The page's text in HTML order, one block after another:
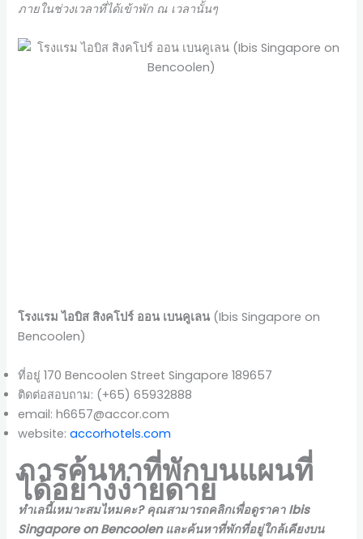
ภายในช่วงเวลาที่ได้เข้าพัก ณ เวลานั้นๆ
โรงแรม ไอบิส สิงคโปร์ ออน เบนคูเลน (Ibis Singapore on
Bencoolen)
ที่อยู่ 170 Bencoolen Street Singapore 189657
ติดต่อสอบถาม: (+65) 65932888
email: h6657@accor.com
website:accorhotels.com
การค้นหาที่พักบนแผนที่
ได้อย่างง่ายดาย
ทำเลนี้เหมาะสมไหมคะ? คุณสามารถคลิกเพื่อดูราคา Ibis
Singapore on Bencoolen และค้นหาที่พักที่อยู่ใกล้เคียงบน